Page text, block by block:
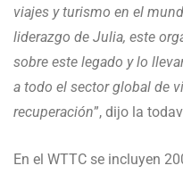
viajes y turismo en el
liderazgo de Julia, este
sobre este legado y lo
a todo el sector global de
recuperación”, dijo la
En el WTTC se incluyen